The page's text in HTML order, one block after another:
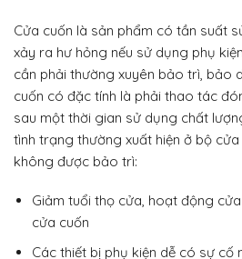
Cửa cuốn là sản phẩm có tần suất
xảy ra hư hỏng nếu sử dụng phụ
cần phải thường xuyên bảo trì, bảo
cuốn có đặc tính là phải thao tác
sau một thời gian sử dụng chất
tình trạng thường xuất hiện ở bộ
không được bảo trì:
Giảm tuổi thọ cửa, hoạt động
cửa cuốn
Các thiết bị phụ kiện dễ có sự cố